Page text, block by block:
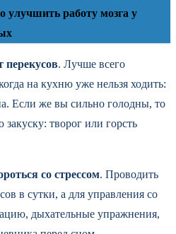
улучшить работу мозга у
перекусов. Лучше всего
на кухню уже нельзя ходить:
Если же вы сильно голодны, то
творог или горсть
со стрессом. Проводить
в сутки, а для управления со
дыхательные упражнения,